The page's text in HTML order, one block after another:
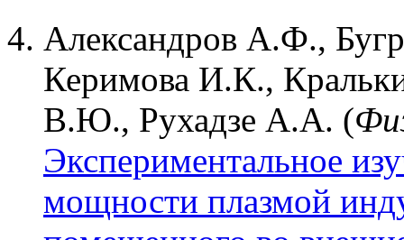
Александров А.Ф.,
Керимова И.К.,
В.Ю., Рухадзе А.А. (
Экспериментальное
мощности плазмой